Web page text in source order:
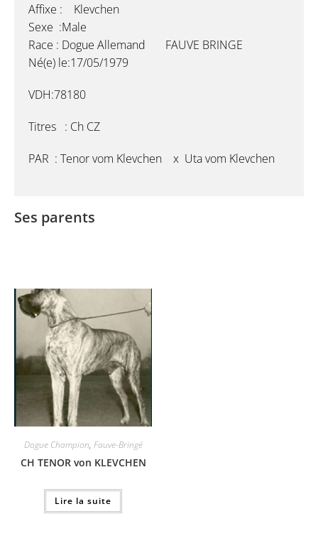
Affixe : Klevchen
Sexe :Male
Race : Dogue Allemand FAUVE BRINGE
Né(e) le:17/05/1979
VDH:78180
Titres : Ch CZ
PAR : Tenor vom Klevchen x Uta vom Klevchen
Ses parents
Dogue Champion, Fauve-Bringé
CH TENOR von KLEVCHEN
Lire la suite